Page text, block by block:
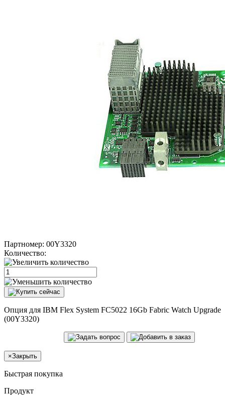
Партномер: 00Y3320
Количество:
Опция для IBM Flex System FC5022 16Gb Fabric Watch Upgrade
(00Y3320)
×Закрыть
Быстрая покупка
Продукт